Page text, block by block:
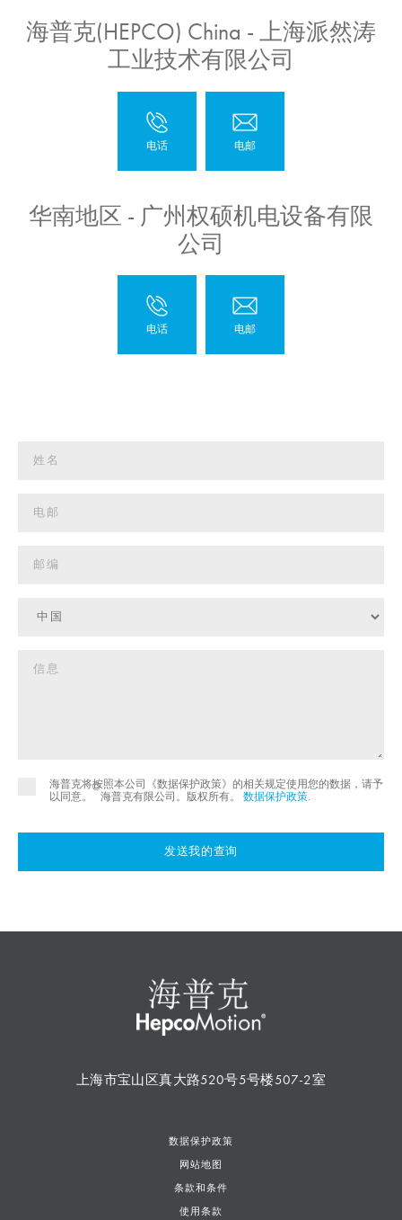
海普克(HEPCO) China - 上海派然涛
工业技术有限公司
华南地区 - 广州权硕机电设备有限
公司
海普克将按照本公司《数据保护政策》的相关规定使用您的数据，请予
以同意。
©
海普克有限公司。版权所有。 数据保护政策
发送我的查询
上海市宝山区真大路520号5号楼507-2室
数据保护政策
网站地图
条款和条件
使用条款